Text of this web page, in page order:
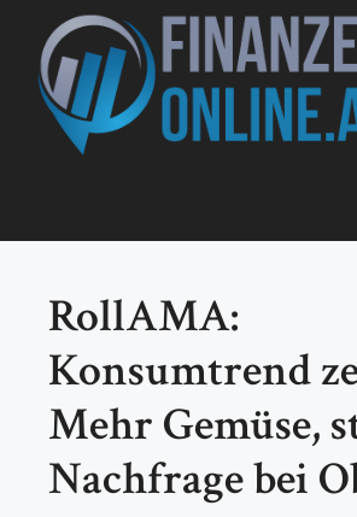
Inhalt
springen
RollAMA:
Konsumtrend
Mehr Gemüse,
Nachfrage bei